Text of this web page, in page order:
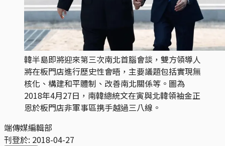
韓半島即將迎來第三次南北首腦會談，雙方領導人
將在板門店進行歷史性會晤，主要議題包括實現無
核化、構建和平體制、改善南北關係等。圖為
2018年4月27日，南韓總統文在寅與北韓領袖金正
恩於板門店非軍事區携手越過三八線。
端傳媒編輯部
刊登於: 2018-04-27